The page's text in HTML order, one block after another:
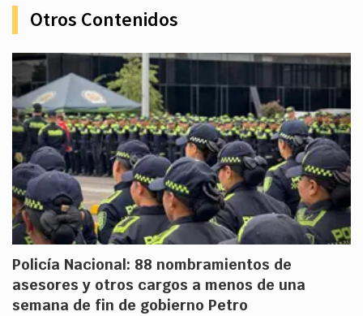
Otros Contenidos
Policía Nacional: 88 nombramientos de
asesores y otros cargos a menos de una
semana de fin de gobierno Petro